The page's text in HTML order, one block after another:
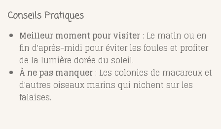
Conseils Pratiques
Meilleur moment pour visiter : Le matin ou en
fin d'après-midi pour éviter les foules et profiter
de la lumière dorée du soleil.
À ne pas manquer : Les colonies de macareux et
d'autres oiseaux marins qui nichent sur les
falaises.